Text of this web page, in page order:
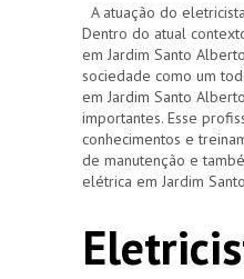
A atuação do
Dentro do atual
em Jardim Santo
sociedade como um
em Jardim Santo
importantes. Esse
conhecimentos e
de manutenção e
elétrica em Jardim